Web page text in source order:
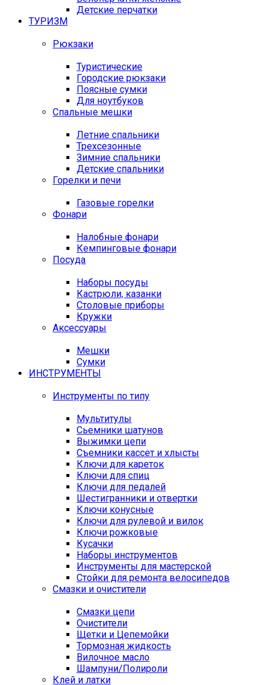
Детские перчатки
ТУРИЗМ
Рюкзаки
Туристические
Городские рюкзаки
Поясные сумки
Для ноутбуков
Спальные мешки
Летние спальники
Трехсезонные
Зимние спальники
Детские спальники
Горелки и печи
Газовые горелки
Фонари
Налобные фонари
Кемпинговые фонари
Посуда
Наборы посуды
Кастрюли, казанки
Столовые приборы
Кружки
Аксессуары
Мешки
Сумки
ИНСТРУМЕНТЫ
Инструменты по типу
Мультитулы
Сьемники шатунов
Выжимки цепи
Съемники кассет и хлысты
Ключи для кареток
Ключи для спиц
Ключи для педалей
Шестигранники и отвертки
Ключи конусные
Ключи для рулевой и вилок
Ключи рожковые
Кусачки
Наборы инструментов
Инструменты для мастерской
Стойки для ремонта велосипедов
Смазки и очистители
Смазки цепи
Очистители
Щетки и Цепемойки
Тормозная жидкость
Вилочное масло
Шампуни/Полироли
Клей и латки